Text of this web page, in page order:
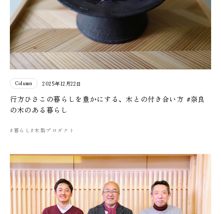
Column 2025年12月22日
行方ひさこの暮らしを豊かにする、木との付き合い方 #奈良
の木のある暮らし
#暮らし#木製プロダクト